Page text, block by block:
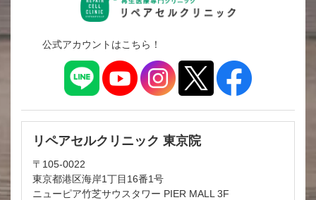
公式アカウントはこちら！
リペアセルクリニック 東京院
〒105-0022
東京都港区海岸1丁目16番1号
ニューピア竹芝サウスタワー PIER MALL 3F